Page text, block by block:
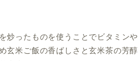
炒ったものを使うことでビタミンや
玄米ご飯の香ばしさと玄米茶の芳醇